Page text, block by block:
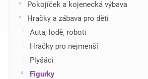
Pokojíček a kojenecká výbava
Hračky a zábava pro děti
Auta, lodě, roboti
Hračky pro nejmenší
Plyšáci
Figurky